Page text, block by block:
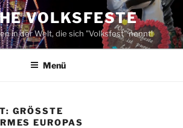
VOLKSFESTE
in der Welt, die sich "Volksfest" nennt!
Menü
GRÖSSTE A
EUROPAS